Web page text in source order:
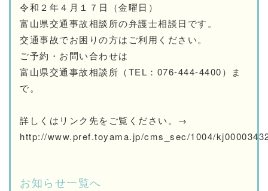
令和２年４月１７日（金曜日）
富山県交通事故相談所の弁護士相談日です。
交通事故でお困りの方はご利用ください。
ご予約・お問い合わせは
富山県交通事故相談所（TEL：076-444-4400）ま
で。
詳しくはリンク先をご覧ください。→
http://www.pref.toyama.jp/cms_sec/1004/
お知らせ一覧へ